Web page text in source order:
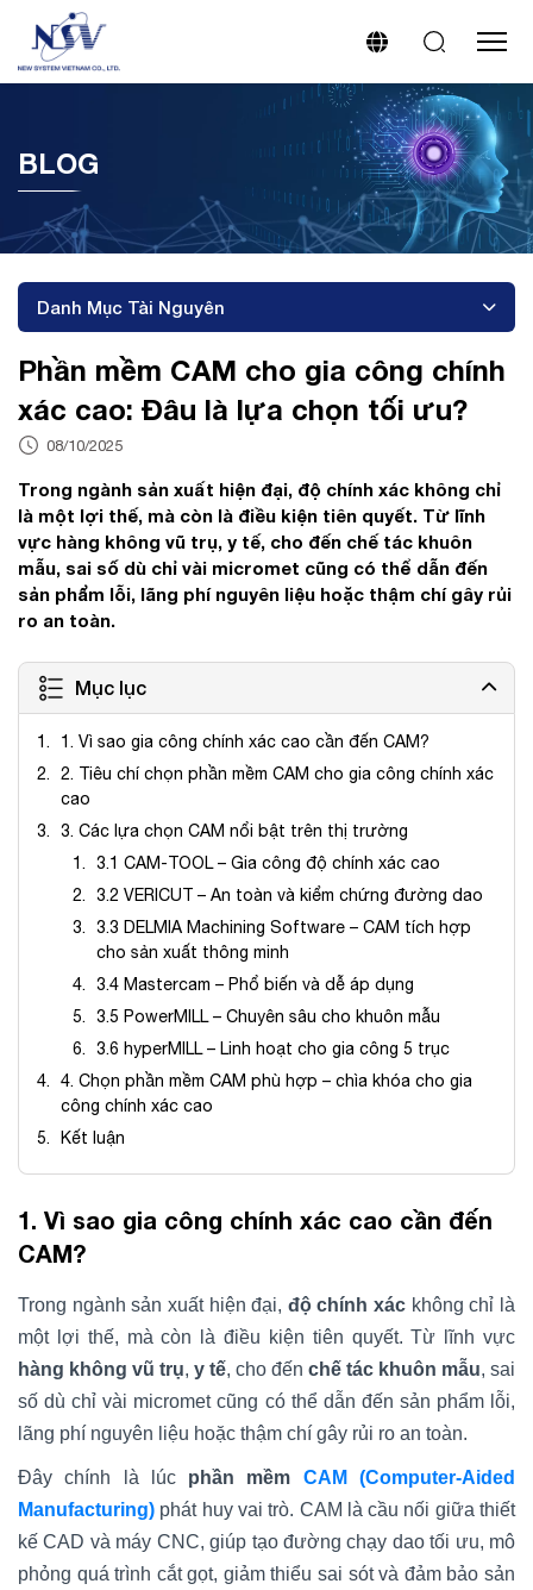
BLOG
Danh Mục Tài Nguyên
Phần mềm CAM cho gia công chính
xác cao: Đâu là lựa chọn tối ưu?
08/10/2025
Trong ngành sản xuất hiện đại, độ chính xác không chỉ
là một lợi thế, mà còn là điều kiện tiên quyết. Từ lĩnh
vực hàng không vũ trụ, y tế, cho đến chế tác khuôn
mẫu, sai số dù chỉ vài micromet cũng có thể dẫn đến
sản phẩm lỗi, lãng phí nguyên liệu hoặc thậm chí gây rủi
ro an toàn.
Mục lục
1. Vì sao gia công chính xác cao cần đến CAM?
2. Tiêu chí chọn phần mềm CAM cho gia công chính xác
cao
3. Các lựa chọn CAM nổi bật trên thị trường
3.1 CAM-TOOL – Gia công độ chính xác cao
3.2 VERICUT – An toàn và kiểm chứng đường dao
3.3 DELMIA Machining Software – CAM tích hợp
cho sản xuất thông minh
3.4 Mastercam – Phổ biến và dễ áp dụng
3.5 PowerMILL – Chuyên sâu cho khuôn mẫu
3.6 hyperMILL – Linh hoạt cho gia công 5 trục
4. Chọn phần mềm CAM phù hợp – chìa khóa cho gia
công chính xác cao
Kết luận
1. Vì sao gia công chính xác cao cần đến
CAM?
Trong ngành sản xuất hiện đại, độ chính xác không chỉ là
một lợi thế, mà còn là điều kiện tiên quyết. Từ lĩnh vực
hàng không vũ trụ, y tế, cho đến chế tác khuôn mẫu, sai
số dù chỉ vài micromet cũng có thể dẫn đến sản phẩm lỗi,
lãng phí nguyên liệu hoặc thậm chí gây rủi ro an toàn.
Đây chính là lúc phần mềm CAM (Computer-Aided
Manufacturing) phát huy vai trò. CAM là cầu nối giữa thiết
kế CAD và máy CNC, giúp tạo đường chạy dao tối ưu, mô
phỏng quá trình cắt gọt, giảm thiểu sai sót và đảm bảo sản